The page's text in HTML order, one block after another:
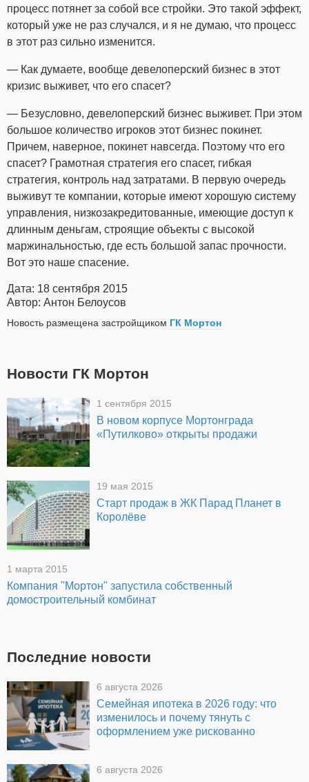
процесс потянет за собой все стройки. Это такой эффект,
который уже не раз случался, и я не думаю, что процесс
в этот раз сильно изменится.
— Как думаете, вообще девелоперский бизнес в этот
кризис выживет, что его спасет?
— Безусловно, девелоперский бизнес выживет. При этом
большое количество игроков этот бизнес покинет.
Причем, наверное, покинет навсегда. Поэтому что его
спасет? Грамотная стратегия его спасет, гибкая
стратегия, контроль над затратами. В первую очередь
выживут те компании, которые имеют хорошую систему
управления, низкозакредитованные, имеющие доступ к
длинным деньгам, строящие объекты с высокой
маржинальностью, где есть большой запас прочности.
Вот это наше спасение.
Дата: 18 сентября 2015
Автор: Антон Белоусов
Новость размещена застройщиком ГК Мортон
Новости ГК Мортон
1 сентября 2015
В новом корпусе Мортонграда
«Путилково» открыты продажи
19 мая 2015
Старт продаж в ЖК Парад Планет в
Королёве
1 марта 2015
Компания "Мортон" запустила собственный
домостроительный комбинат
Последние новости
6 августа 2026
Семейная ипотека в 2026 году: что
изменилось и почему тянуть с
оформлением уже рискованно
6 августа 2026